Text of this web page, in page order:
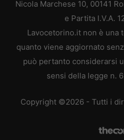
Nicola Marchese 10, 00141
e Partita I.V.A.
Lavocetorino.it non è una
quanto viene aggiornato
può pertanto considerarsi
sensi della legge n.
Copyright ©2026 - Tutti i